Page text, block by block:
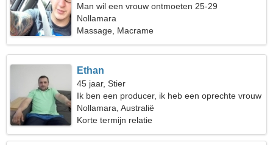
Man wil een vrouw ontmoeten 25-29
Nollamara
Massage, Macrame
Ethan
45 jaar, Stier
Ik ben een producer, ik heb een oprechte vrouw
nodig
Nollamara, Australië
Korte termijn relatie